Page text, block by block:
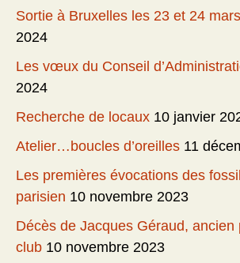
Sortie à Bruxelles les 23 et 24 mars
2024
Les vœux du Conseil
2024
Recherche de locaux 10 janvier
Atelier…boucles d’oreilles 11
Les premières évocations des
parisien 10 novembre 2023
Décès de Jacques Géraud, ancien
club 10 novembre 2023